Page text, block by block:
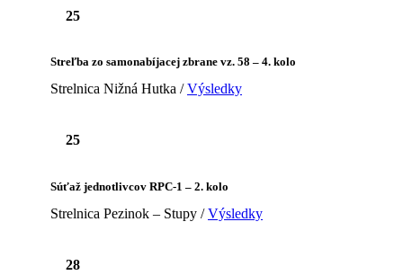
25
Streľba zo samonabíjacej zbrane vz. 58 – 4. kolo
Strelnica Nižná Hutka /Výsledky
25
Súťaž jednotlivcov RPC-1 – 2. kolo
Strelnica Pezinok – Stupy /Výsledky
28